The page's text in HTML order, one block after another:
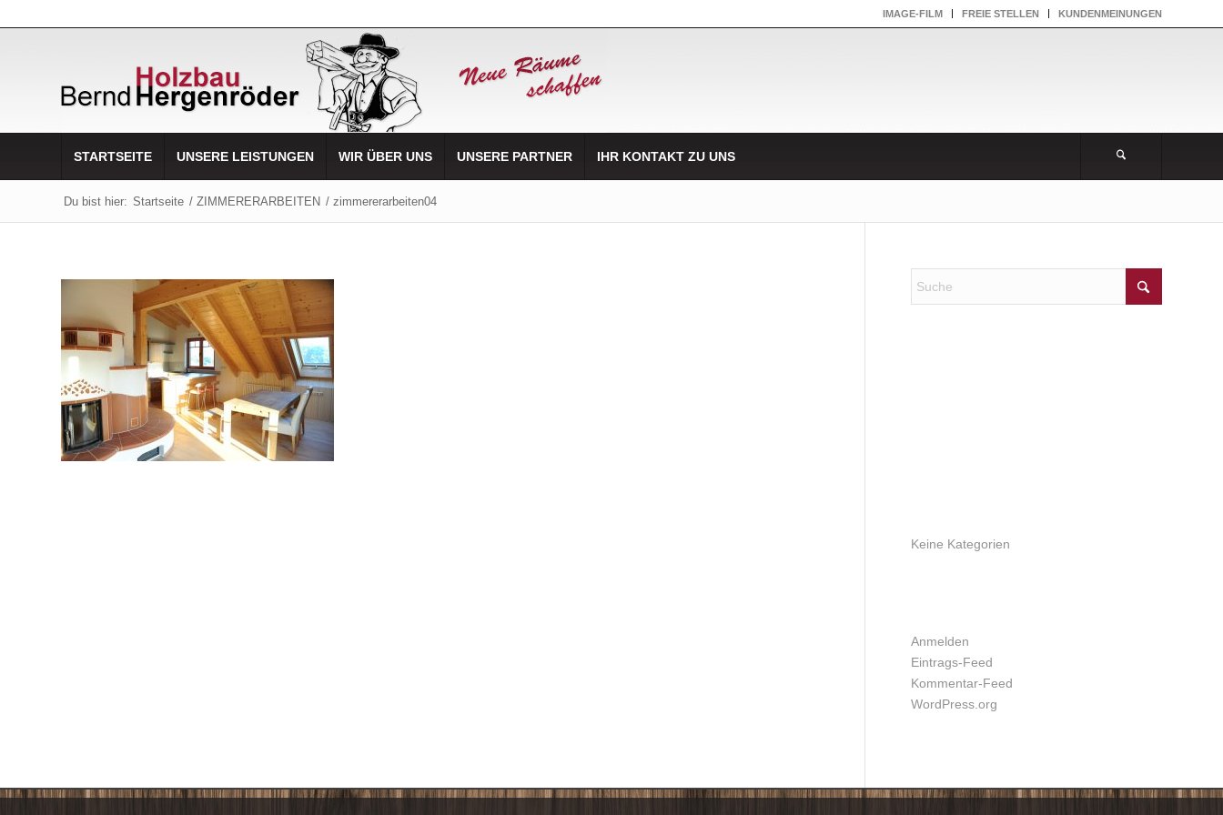
IMAGE-FILM FREIE STELLEN KUNDENMEINUNGEN
STARTSEITE UNSERE LEISTUNGEN WIR ÜBER UNS UNSERE PARTNER IHR KONTAKT ZU UNS
Du bist hier: Startseite / ZIMMERERARBEITEN / zimmererarbeiten04
Keine Kategorien
Anmelden
Eintrags-Feed
Kommentar-Feed
WordPress.org